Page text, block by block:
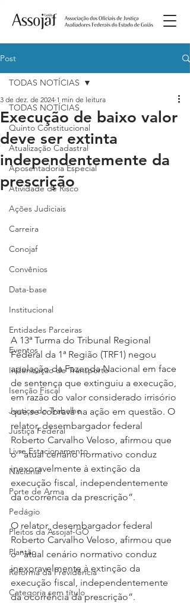
Post
TODAS NOTÍCIAS
Quinto Constitucional
Atualização Cadastral
Aposentadoria Especial
Atividade de Risco
Ações Judiciais
Carreira
Conojaf
Convênios
Data-base
Institucional
Entidades Parceiras
Eventos
Indenização de Transporte
Isenção Fiscal
Justiça do Trabalho
Justiça Federal
Livre Estacionamento
Nacional
Porte de Arma
Pedágio
Pleitos da Assojaf-GO
Plantão
Reforma da Previdência
Categoria sem título
TODAS NOTÍCIAS
Execução de baixo valor
deve ser extinta
independentemente da
prescrição
3 de dez. de 2024 1 min de leitura
A 13ª Turma do Tribunal Regional
Federal da 1ª Região (TRF1) negou
apelação da Fazenda Nacional em face
de sentença que extinguiu a execução,
em razão do valor considerado irrisório
que se cobrava na ação em questão. O
relator, desembargador federal
Roberto Carvalho Veloso, afirmou que
o “atual cenário normativo conduz
inexoravelmente à extinção da
execução fiscal, independentemente
da ocorrência da prescrição”.
O relator, desembargador federal
Roberto Carvalho Veloso, afirmou que
o “atual cenário normativo conduz
inexoravelmente à extinção da
execução fiscal, independentemente
da ocorrência da prescrição”.